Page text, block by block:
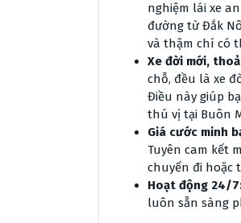
nghiệm lái xe
đường từ Đắk
và thậm chí có
Xe đời mới,
chỗ, đều là xe
Điều này giúp
thú vị tại Buôn
Giá cước minh
Tuyên cam kết
chuyến đi hoặc
Hoạt động 24/
luôn sẵn sàng